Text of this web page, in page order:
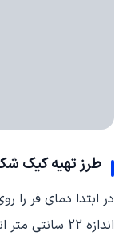
طرز تهیه کیک
اندازه 22